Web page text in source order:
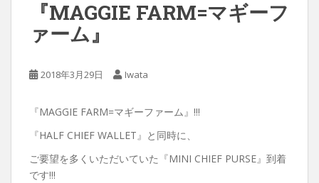
『MAGGIE FARM=マギーフ
ァーム』
2018年3月29日 Iwata
『MAGGIE FARM=マギーファーム』!!!
『HALF CHIEF WALLET』と同時に、
ご要望を多くいただいていた『MINI CHIEF PURSE』到着
です!!!